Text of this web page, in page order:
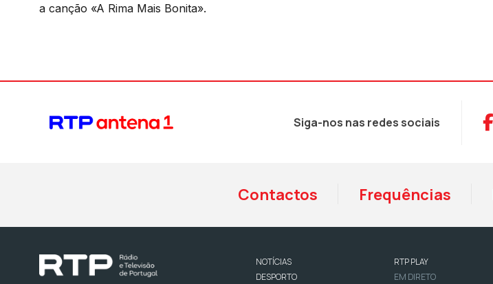
a canção «A Rima Mais Bonita».
Siga-nos nas redes sociais
Contactos Frequências
NOTÍCIAS
DESPORTO
RTP PLAY
EM DIRETO